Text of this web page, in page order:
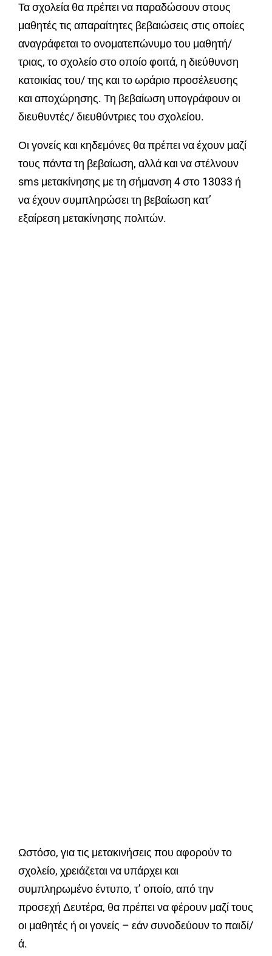
Τα σχολεία θα πρέπει να παραδώσουν στους
μαθητές τις απαραίτητες βεβαιώσεις στις οποίες
αναγράφεται το ονοματεπώνυμο του μαθητή/
τριας, το σχολείο στο οποίο φοιτά, η διεύθυνση
κατοικίας του/ της και το ωράριο προσέλευσης
και αποχώρησης. Τη βεβαίωση υπογράφουν οι
διευθυντές/ διευθύντριες του σχολείου.
Οι γονείς και κηδεμόνες θα πρέπει να έχουν μαζί
τους πάντα τη βεβαίωση, αλλά και να στέλνουν
sms μετακίνησης με τη σήμανση 4 στο 13033 ή
να έχουν συμπληρώσει τη βεβαίωση κατ’
εξαίρεση μετακίνησης πολιτών.
Ωστόσο, για τις μετακινήσεις που αφορούν το
σχολείο, χρειάζεται να υπάρχει και
συμπληρωμένο έντυπο, τ’ οποίο, από την
προσεχή Δευτέρα, θα πρέπει να φέρουν μαζί τους
οι μαθητές ή οι γονείς – εάν συνοδεύουν το παιδί/
ά.